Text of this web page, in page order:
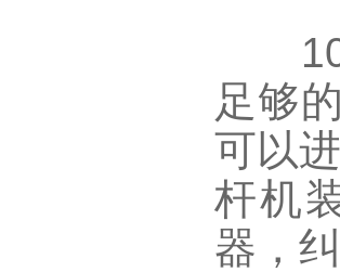
10
足够
可以
杆机
器，